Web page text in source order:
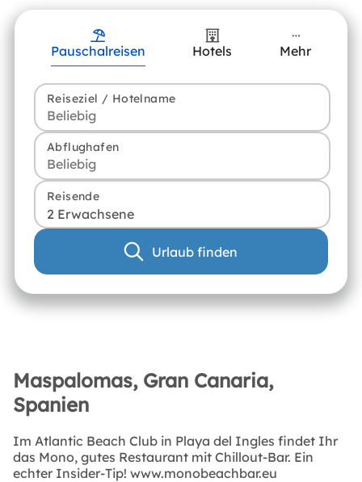
Pauschalreisen Hotels Mehr
Reiseziel / Hotelname
Abflughafen
Reisende
2 Erwachsene
Urlaub finden
Maspalomas, Gran Canaria,
Spanien
Im Atlantic Beach Club in Playa del Ingles findet Ihr
das Mono, gutes Restaurant mit Chillout-Bar. Ein
echter Insider-Tip! www.monobeachbar.eu